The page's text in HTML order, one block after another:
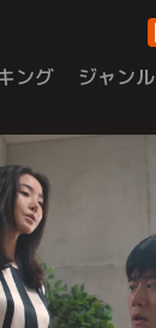
ング ジャンル